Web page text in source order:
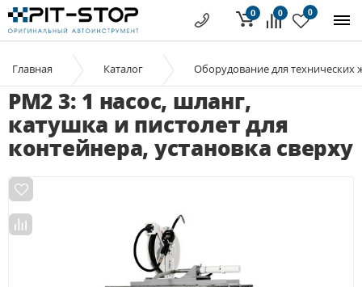
0 0
0
Главная Каталог Оборудование для технических
РМ2 3: 1 насос, шланг,
катушка и пистолет для
контейнера, установка сверху